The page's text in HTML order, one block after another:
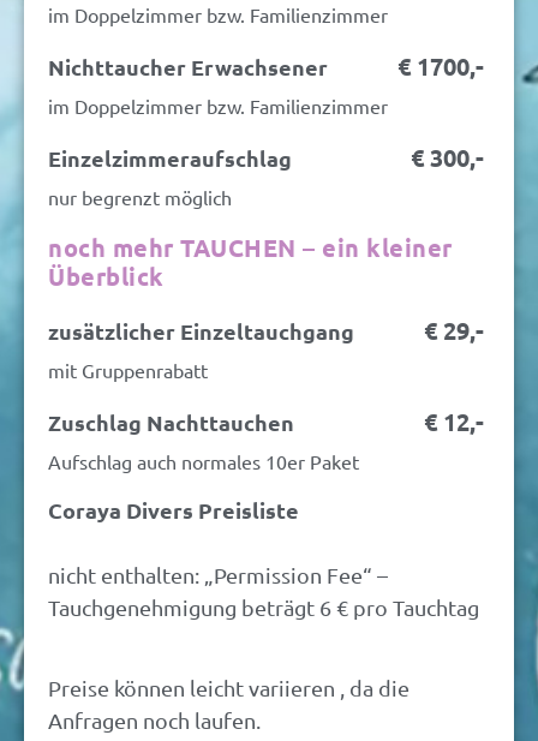
im Doppelzimmer bzw. Familienzimmer
Nichttaucher Erwachsener € 1700,-
im Doppelzimmer bzw. Familienzimmer
Einzelzimmeraufschlag € 300,-
nur begrenzt möglich
noch mehr TAUCHEN – ein kleiner
Überblick
zusätzlicher Einzeltauchgang € 29,-
mit Gruppenrabatt
Zuschlag Nachttauchen € 12,-
Aufschlag auch normales 10er Paket
Coraya Divers Preisliste
nicht enthalten: „Permission Fee“ –
Tauchgenehmigung beträgt 6 € pro Tauchtag
Preise können leicht variieren , da die
Anfragen noch laufen.